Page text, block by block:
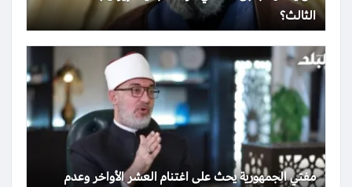
الثالث؟
مفتي الجمهورية يحث على اغتنام العشر الأواخر وعدم